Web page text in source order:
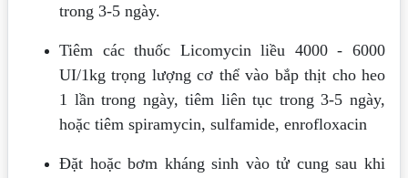
trong 3-5 ngày.
Tiêm các thuốc Licomycin liều 4000 - 6000
UI/1kg trọng lượng cơ thể vào bắp thịt cho heo
1 lần trong ngày, tiêm liên tục trong 3-5 ngày,
hoặc tiêm spiramycin, sulfamide, enrofloxacin
Đặt hoặc bơm kháng sinh vào tử cung sau khi